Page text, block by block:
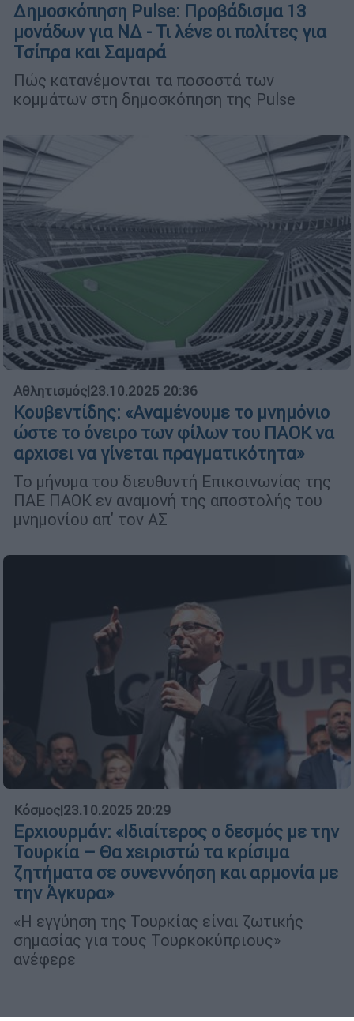
Δημοσκόπηση Pulse: Προβάδισμα 13
μονάδων για ΝΔ - Τι λένε οι πολίτες για
Τσίπρα και Σαμαρά
Πώς κατανέμονται τα ποσοστά των
κομμάτων στη δημοσκόπηση της Pulse
Αθλητισμός|23.10.2025 20:36
Κουβεντίδης: «Αναμένουμε το μνημόνιο
ώστε το όνειρο των φίλων του ΠΑΟΚ να
αρχισει να γίνεται πραγματικότητα»
Το μήνυμα του διευθυντή Επικοινωνίας της
ΠΑΕ ΠΑΟΚ εν αναμονή της αποστολής του
μνημονίου απ' τον ΑΣ
Κόσμος|23.10.2025 20:29
Ερχιουρμάν: «Ιδιαίτερος ο δεσμός με την
Τουρκία – Θα χειριστώ τα κρίσιμα
ζητήματα σε συνεννόηση και αρμονία με
την Άγκυρα»
«Η εγγύηση της Τουρκίας είναι ζωτικής
σημασίας για τους Τουρκοκύπριους»
ανέφερε